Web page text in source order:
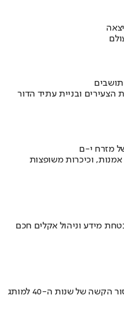
הצעירים ובניית עתיד הדור
מזרח י-ם
וכיכרות משופצות
מידע וניהול אקלים חכם
איך אסם הפכה את תקופת הצנע והמחסור הקשה של שנות ה-40 למותג